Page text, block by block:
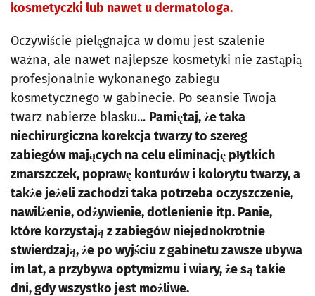
kosmetyczki lub nawet u dermatologa.
Oczywiście pielęgnajca w domu jest szalenie
ważna, ale nawet najlepsze kosmetyki nie zastąpią
profesjonalnie wykonanego zabiegu
kosmetycznego w gabinecie. Po seansie Twoja
twarz nabierze blasku... Pamiętaj, że taka
niechirurgiczna korekcja twarzy to szereg
zabiegów mających na celu eliminację płytkich
zmarszczek, poprawę konturów i kolorytu twarzy, a
także jeżeli zachodzi taka potrzeba oczyszczenie,
nawilżenie, odżywienie, dotlenienie itp. Panie,
które korzystają z zabiegów niejednokrotnie
stwierdzają, że po wyjściu z gabinetu zawsze ubywa
im lat, a przybywa optymizmu i wiary, że są takie
dni, gdy wszystko jest możliwe.